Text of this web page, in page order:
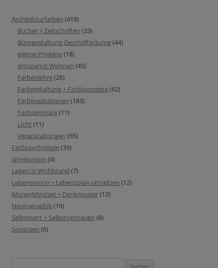
Architekturfarben (419)
Bücher + Zeitschriften (33)
Bürogestaltung Geschäftsräume(44)
eigene Projekte(18)
entspannt Wohnen (45)
Farbenlehre(26)
Farbgestaltung + Farbkonzepte(62)
Farbinspirationen (183)
Farbseminare(11)
Licht (11)
Veranstaltungen (65)
Farbpsychologie(39)
Jahresvision (4)
Leben in Wohlstand (7)
Lebensvision + Lebensplan umsetzen (12)
MoneyMindset + Denkmuster(12)
Neurographik(16)
Selbstwert + Selbstvertrauen (8)
Sonstiges(6)